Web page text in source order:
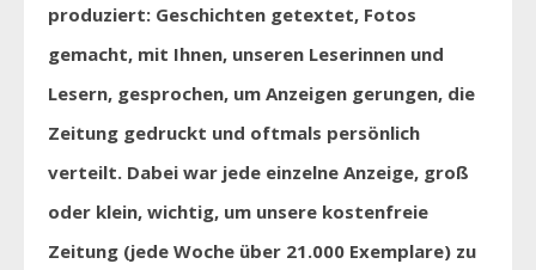
produziert: Geschichten getextet, Fotos
gemacht, mit Ihnen, unseren Leserinnen und
Lesern, gesprochen, um Anzeigen gerungen, die
Zeitung gedruckt und oftmals persönlich
verteilt. Dabei war jede einzelne Anzeige, groß
oder klein, wichtig, um unsere kostenfreie
Zeitung (jede Woche über 21.000 Exemplare) zu